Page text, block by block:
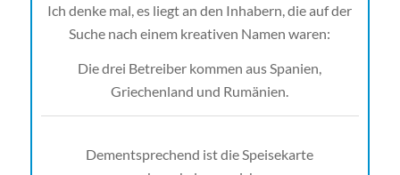
Ich denke mal, es liegt an den Inhabern, die auf der
Suche nach einem kreativen Namen waren:
Die drei Betreiber kommen aus Spanien,
Griechenland und Rumänien.
Dementsprechend ist die Speisekarte